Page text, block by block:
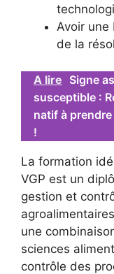
Avoir une
de la
A lire Signe
susceptible :
natif à
!
La formation
VGP est un
gestion et
une
sciences
contrôle des